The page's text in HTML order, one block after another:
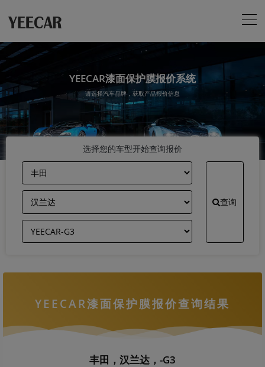
YEECAR漆面保护膜报价系统
请选择汽车品牌，获取产品报价信息
选择您的车型开始查询报价
查询
YEECAR漆面保护膜报价查询结果
丰田，汉兰达，-G3